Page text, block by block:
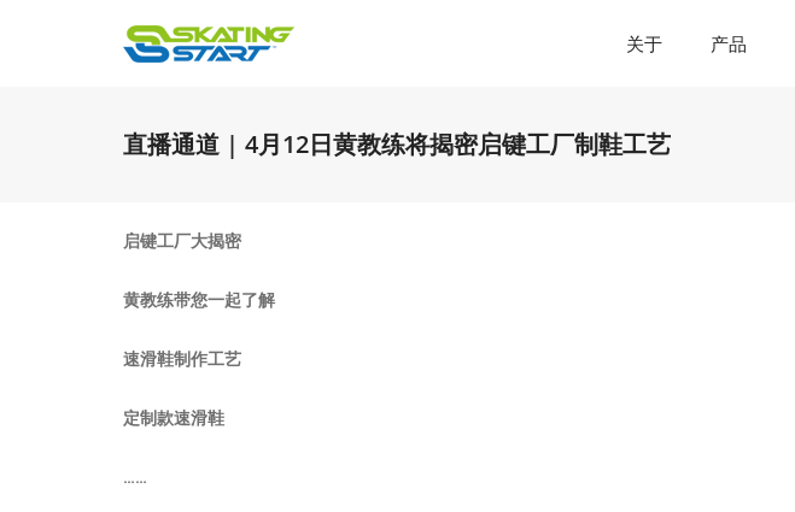
关于 产品
直播通道 | 4月12日黄教练将揭密启键工厂制鞋工艺
启键工厂大揭密
黄教练带您一起了解
速滑鞋制作工艺
定制款速滑鞋
……